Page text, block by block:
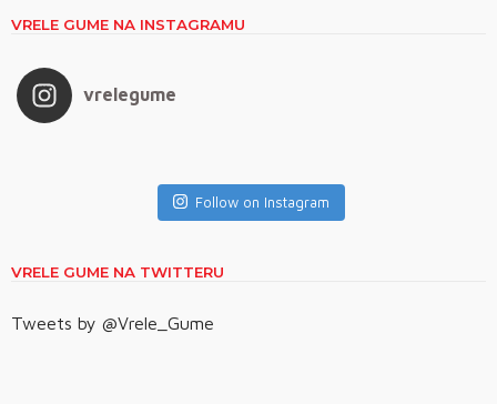
VRELE GUME NA INSTAGRAMU
vrelegume
Follow on Instagram
VRELE GUME NA TWITTERU
Tweets by @Vrele_Gume